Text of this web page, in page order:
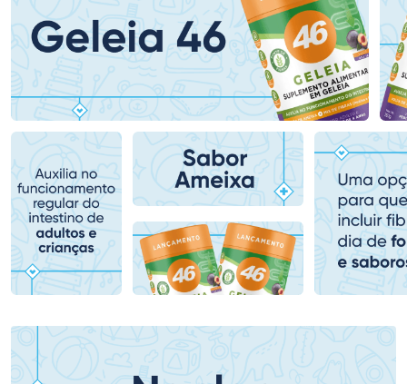
Ativar Desconto
Comprar sem Desconto
Por R$ 395,59/cada
Comprar sem Desconto
Por R$ 395,59/cada
Ativar Desconto
Comprar sem Desconto
Por R$ 166,99/cada
Comprar sem Desconto
Por R$ 166,99/cada